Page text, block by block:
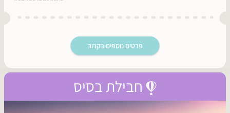
פרטים נוספים בקרוב